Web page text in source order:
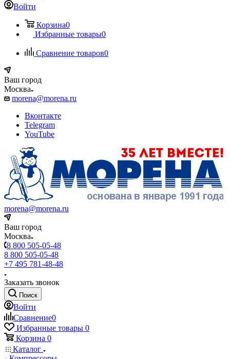
Войти
Корзина0
Избранные товары0
Сравнение товаров0
Ваш город
Москва
morena@morena.ru
Вконтакте
Telegram
YouTube
morena@morena.ru
Ваш город
Москва
8 800 505-05-48
8 800 505-05-48
+7 495 781-48-48
Заказать звонок
Поиск
Войти
Сравнение0
Избранные товары 0
Корзина 0
Каталог